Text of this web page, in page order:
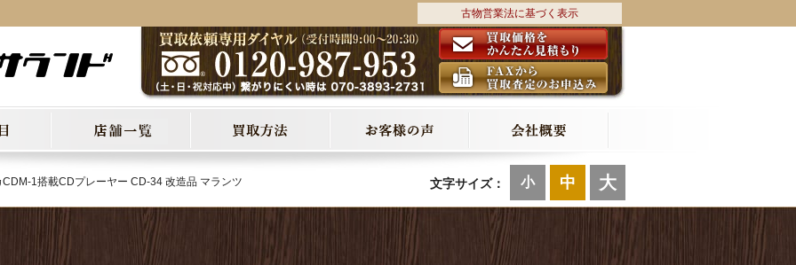
古物営業法に基づく表示
文字サイズ： 小 中 大
1搭載CDプレーヤー CD-34 改造品 マランツ